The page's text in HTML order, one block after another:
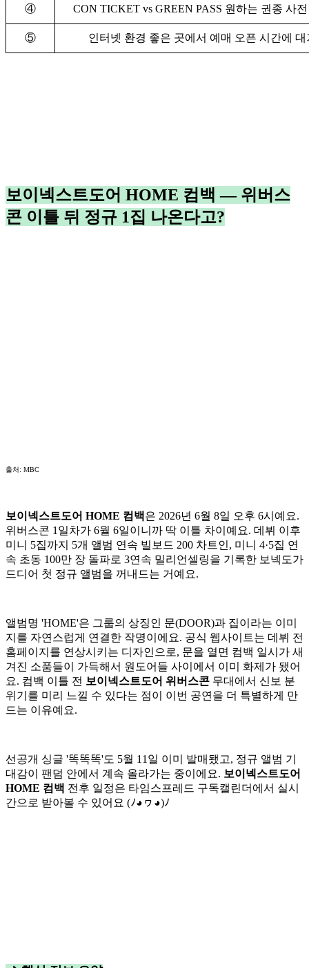
④ CON TICKET vs GREEN PASS 원하는 권종 사
⑤ 인터넷 환경 좋은 곳에서 예매 오픈 시간에 대
보이넥스트도어 HOME 컴백 — 위버스
콘 이틀 뒤 정규 1집 나온다고?
출처: MBC
보이넥스트도어 HOME 컴백은 2026년 6월 8일 오후 6시예요.
위버스콘 1일차가 6월 6일이니까 딱 이틀 차이예요. 데뷔 이후
미니 5집까지 5개 앨범 연속 빌보드 200 차트인, 미니 4·5집 연
속 초동 100만 장 돌파로 3연속 밀리언셀링을 기록한 보넥도가
드디어 첫 정규 앨범을 꺼내드는 거예요.
앨범명 'HOME'은 그룹의 상징인 문(DOOR)과 집이라는 이미
지를 자연스럽게 연결한 작명이에요. 공식 웹사이트는 데뷔 전
홈페이지를 연상시키는 디자인으로, 문을 열면 컴백 일시가 새
겨진 소품들이 가득해서 원도어들 사이에서 이미 화제가 됐어
요. 컴백 이틀 전 보이넥스트도어 위버스콘 무대에서 신보 분
위기를 미리 느낄 수 있다는 점이 이번 공연을 더 특별하게 만
드는 이유예요.
선공개 싱글 '똑똑똑'도 5월 11일 이미 발매됐고, 정규 앨범 기
대감이 팬덤 안에서 계속 올라가는 중이에요. 보이넥스트도어
HOME 컴백 전후 일정은 타임스프레드 구독캘린더에서 실시
간으로 받아볼 수 있어요 (ﾉ◕ヮ◕)ﾉ